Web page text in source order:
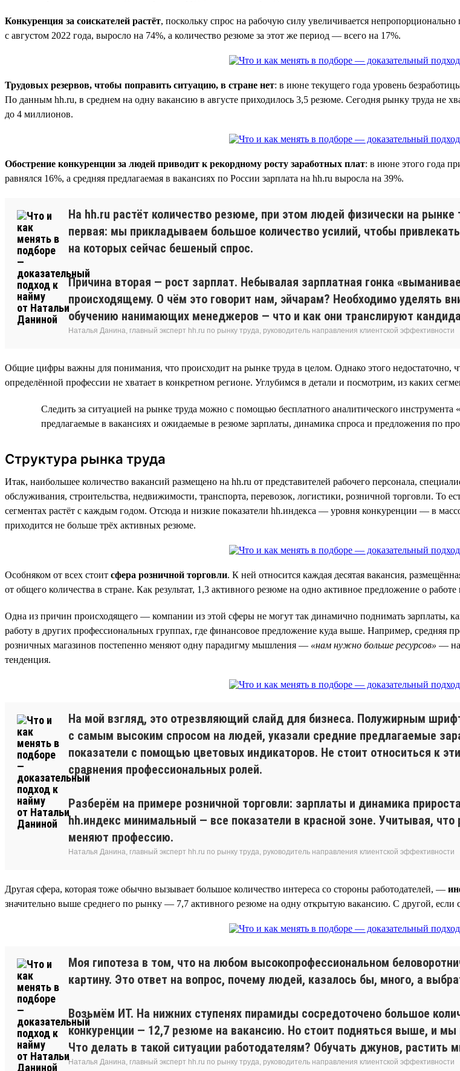
Конкуренция за соискателей растёт, поскольку спрос на рабочую силу увеличивается
с августом 2022 года, выросло на 74%, а количество резюме за этот же период — всего на 17%.
Трудовых резервов, чтобы поправить ситуацию, в стране нет: в июне текущего года уровень
По данным hh.ru, в среднем на одну вакансию в августе приходилось 3,5 резюме. Сегодня рынку труда не
до 4 миллионов.
Обострение конкуренции за людей приводит к рекордному росту заработных плат: в июне этого года
равнялся 16%, а средняя предлагаемая в вакансиях по России зарплата на hh.ru выросла на 39%.
На hh.ru растёт количество резюме, при этом людей физически на
первая: мы прикладываем большое количество усилий, чтобы
на которых сейчас бешеный спрос.
Причина вторая — рост зарплат. Небывалая зарплатная гонка
происходящему. О чём это говорит нам, эйчарам? Необходимо уделять
обучению нанимающих менеджеров — что и как они транслируют
Наталья Данина, главный эксперт hh.ru по рынку труда, руководитель направления клиентской эффективности
Общие цифры важны для понимания, что происходит на рынке труда в целом. Однако этого недостаточно,
определённой профессии не хватает в конкретном регионе. Углубимся в детали и посмотрим, из каких
Следить за ситуацией на рынке труда можно с помощью бесплатного аналитического инструмента «
предлагаемые в вакансиях и ожидаемые в резюме зарплаты, динамика спроса и предложения по
Структура рынка труда
Итак, наибольшее количество вакансий размещено на hh.ru от представителей рабочего персонала,
обслуживания, строительства, недвижимости, транспорта, перевозок, логистики, розничной торговли. То
сегментах растёт с каждым годом. Отсюда и низкие показатели hh.индекса — уровня конкуренции — в
приходится не больше трёх активных резюме.
Особняком от всех стоит сфера розничной торговли. К ней относится каждая десятая вакансия,
от общего количества в стране. Как результат, 1,3 активного резюме на одно активное предложение о работе
Одна из причин происходящего — компании из этой сферы не могут так динамично поднимать зарплаты,
работу в других профессиональных группах, где финансовое предложение куда выше. Например, средняя
розничных магазинов постепенно меняют одну парадигму мышления — «нам нужно больше ресурсов» —
тенденция.
На мой взгляд, это отрезвляющий слайд для бизнеса. Полужирным
с самым высоким спросом на людей, указали средние предлагаемые
показатели с помощью цветовых индикаторов. Не стоит относиться к
сравнения профессиональных ролей.
Разберём на примере розничной торговли: зарплаты и динамика
hh.индекс минимальный — все показатели в красной зоне. Учитывая,
меняют профессию.
Наталья Данина, главный эксперт hh.ru по рынку труда, руководитель направления клиентской эффективности
Другая сфера, которая тоже обычно вызывает большое количество интереса со стороны работодателей, —
значительно выше среднего по рынку — 7,7 активного резюме на одну открытую вакансию. С другой,
Моя гипотеза в том, что на любом высокопрофессиональном
картину. Это ответ на вопрос, почему людей, казалось бы, много, а
Возьмём ИТ. На нижних ступенях пирамиды сосредоточено большое
конкуренции — 12,7 резюме на вакансию. Но стоит подняться выше, и
Что делать в такой ситуации работодателям? Обучать джунов, растить
Наталья Данина, главный эксперт hh.ru по рынку труда, руководитель направления клиентской эффективности